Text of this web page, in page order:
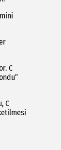
C
C